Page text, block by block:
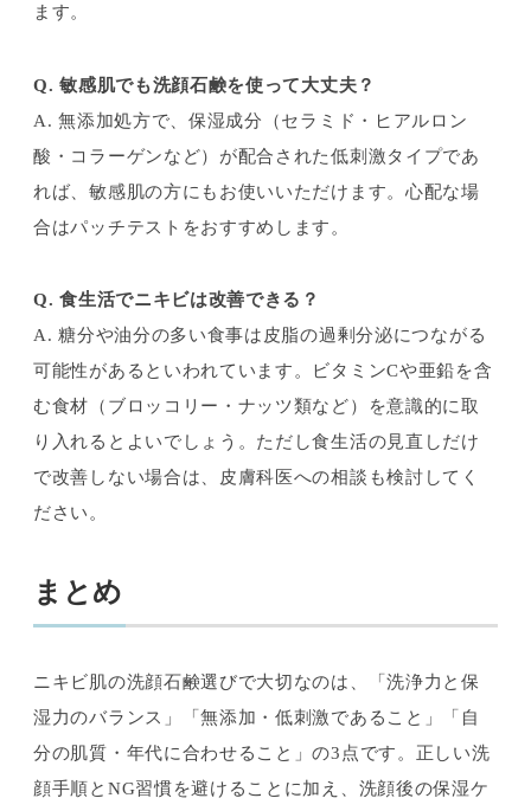
ます。
Q. 敏感肌でも洗顔石鹸を使って大丈夫？
A. 無添加処方で、保湿成分（セラミド・ヒアルロン
酸・コラーゲンなど）が配合された低刺激タイプであ
れば、敏感肌の方にもお使いいただけます。心配な場
合はパッチテストをおすすめします。
Q. 食生活でニキビは改善できる？
A. 糖分や油分の多い食事は皮脂の過剰分泌につながる
可能性があるといわれています。ビタミンCや亜鉛を含
む食材（ブロッコリー・ナッツ類など）を意識的に取
り入れるとよいでしょう。ただし食生活の見直しだけ
で改善しない場合は、皮膚科医への相談も検討してく
ださい。
まとめ
ニキビ肌の洗顔石鹸選びで大切なのは、「洗浄力と保
湿力のバランス」「無添加・低刺激であること」「自
分の肌質・年代に合わせること」の3点です。正しい洗
顔手順とNG習慣を避けることに加え、洗顔後の保湿ケ